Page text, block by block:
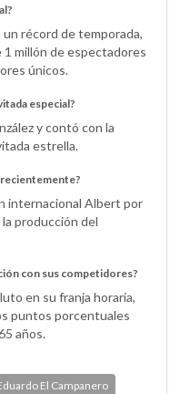
un récord de temporada,
1 millón de espectadores
únicos.
especial?
y contó con la
estrella.
internacional Albert por
producción del
con sus competidores?
en su franja horaria,
puntos porcentuales
años.
El Campanero